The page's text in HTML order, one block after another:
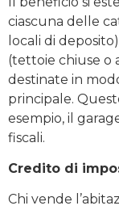
ciascuna delle
locali di
(tettoie chiuse o
destinate in
principale.
esempio, il
fiscali.
Credito di
Chi vende